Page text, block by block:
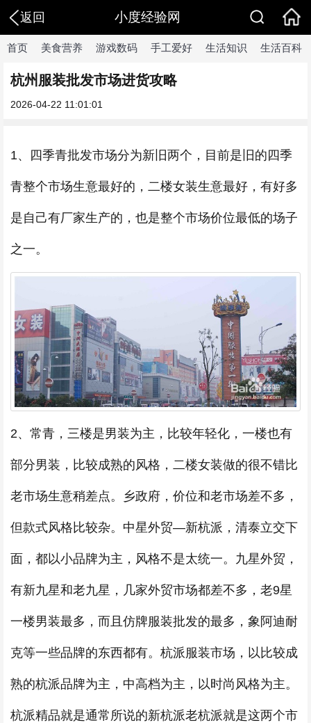
返回 小度经验网
首页 美食营养 游戏数码 手工爱好 生活知识 生活百科
杭州服装批发市场进货攻略
2026-04-22 11:01:01
1、四季青批发市场分为新旧两个，目前是旧的四季
青整个市场生意最好的，二楼女装生意最好，有好多
是自己有厂家生产的，也是整个市场价位最低的场子
之一。
2、常青，三楼是男装为主，比较年轻化，一楼也有
部分男装，比较成熟的风格，二楼女装做的很不错比
老市场生意稍差点。乡政府，价位和老市场差不多，
但款式风格比较杂。中星外贸—新杭派，清泰立交下
面，都以小品牌为主，风格不是太统一。九星外贸，
有新九星和老九星，几家外贸市场都差不多，老9星
一楼男装最多，而且仿牌服装批发的最多，象阿迪耐
克等一些品牌的东西都有。杭派服装市场，以比较成
熟的杭派品牌为主，中高档为主，以时尚风格为主。
杭派精品就是通常所说的新杭派老杭派就是这两个市